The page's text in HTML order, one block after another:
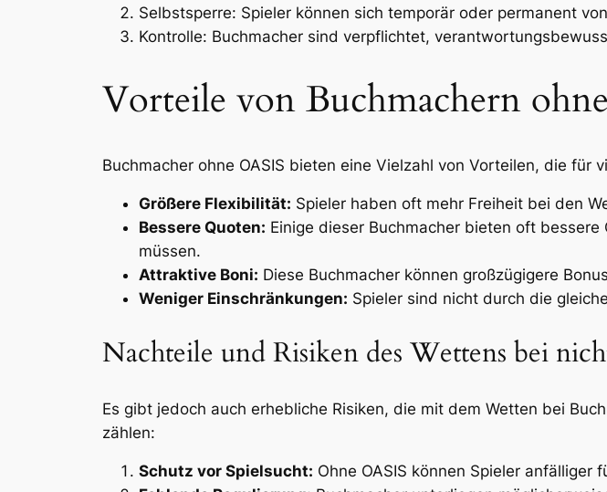
Selbstsperre: Spieler können sich temporär oder permanent
Kontrolle: Buchmacher sind verpflichtet,
Vorteile von Buchmachern
Buchmacher ohne OASIS bieten eine Vielzahl von Vorteilen, die
Größere Flexibilität: Spieler haben oft mehr Freiheit bei den
Bessere Quoten: Einige dieser Buchmacher bieten oft
müssen.
Attraktive Boni: Diese Buchmacher können großzügigere
Weniger Einschränkungen: Spieler sind nicht durch die
Nachteile und Risiken des Wettens bei
Es gibt jedoch auch erhebliche Risiken, die mit dem Wetten bei
zählen:
Schutz vor Spielsucht: Ohne OASIS können Spieler